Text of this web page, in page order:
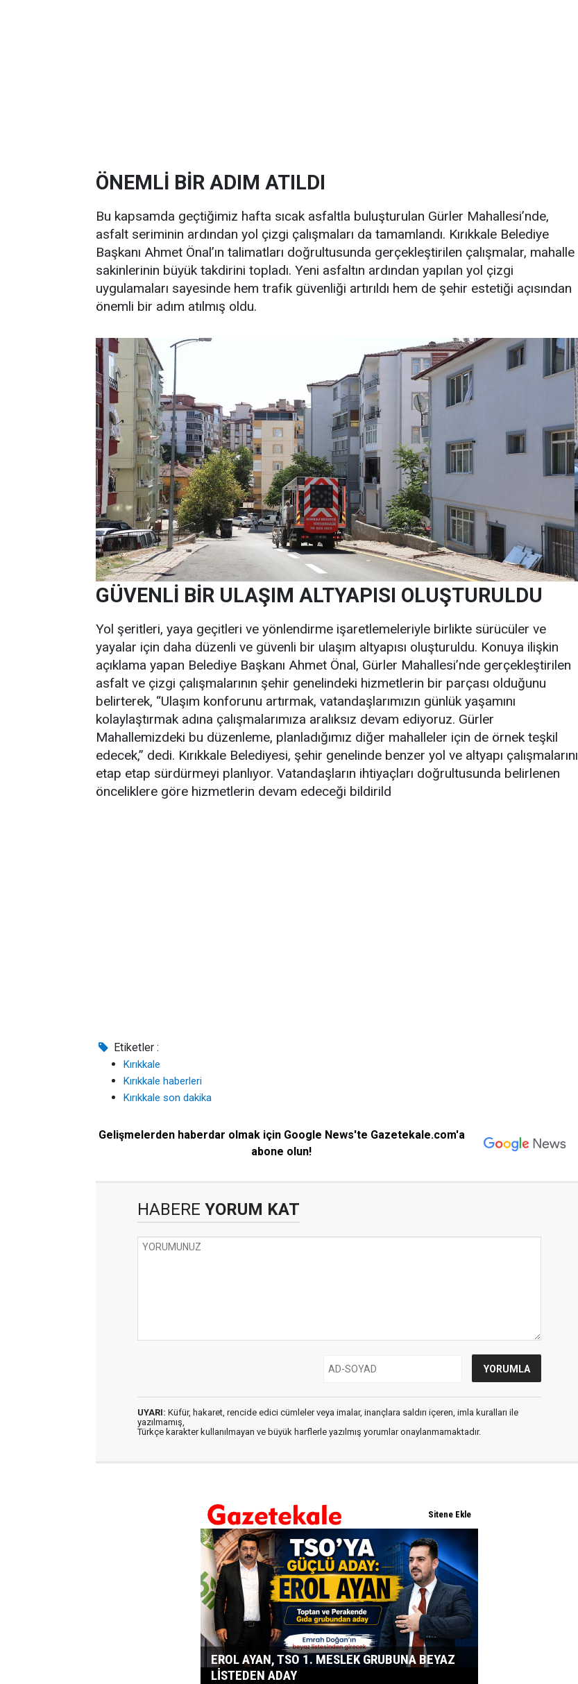
ÖNEMLİ BİR ADIM ATILDI
Bu kapsamda geçtiğimiz hafta sıcak asfaltla buluşturulan Gürler Mahallesi’nde,
asfalt seriminin ardından yol çizgi çalışmaları da tamamlandı. Kırıkkale Belediye
Başkanı Ahmet Önal’ın talimatları doğrultusunda gerçekleştirilen çalışmalar, mahalle
sakinlerinin büyük takdirini topladı. Yeni asfaltın ardından yapılan yol çizgi
uygulamaları sayesinde hem trafik güvenliği artırıldı hem de şehir estetiği açısından
önemli bir adım atılmış oldu.
GÜVENLİ BİR ULAŞIM ALTYAPISI OLUŞTURULDU
Yol şeritleri, yaya geçitleri ve yönlendirme işaretlemeleriyle birlikte sürücüler ve
yayalar için daha düzenli ve güvenli bir ulaşım altyapısı oluşturuldu. Konuya ilişkin
açıklama yapan Belediye Başkanı Ahmet Önal, Gürler Mahallesi’nde gerçekleştirilen
asfalt ve çizgi çalışmalarının şehir genelindeki hizmetlerin bir parçası olduğunu
belirterek, “Ulaşım konforunu artırmak, vatandaşlarımızın günlük yaşamını
kolaylaştırmak adına çalışmalarımıza aralıksız devam ediyoruz. Gürler
Mahallemizdeki bu düzenleme, planladığımız diğer mahalleler için de örnek teşkil
edecek,” dedi. Kırıkkale Belediyesi, şehir genelinde benzer yol ve altyapı çalışmalarını
etap etap sürdürmeyi planlıyor. Vatandaşların ihtiyaçları doğrultusunda belirlenen
önceliklere göre hizmetlerin devam edeceği bildirild
Etiketler :
Kırıkkale
Kırıkkale haberleri
Kırıkkale son dakika
Gelişmelerden haberdar olmak için Google News'te Gazetekale.com'a
abone olun!
HABERE YORUM KAT
UYARI: Küfür, hakaret, rencide edici cümleler veya imalar, inançlara saldırı içeren, imla kuralları ile
yazılmamış,
Türkçe karakter kullanılmayan ve büyük harflerle yazılmış yorumlar onaylanmamaktadır.